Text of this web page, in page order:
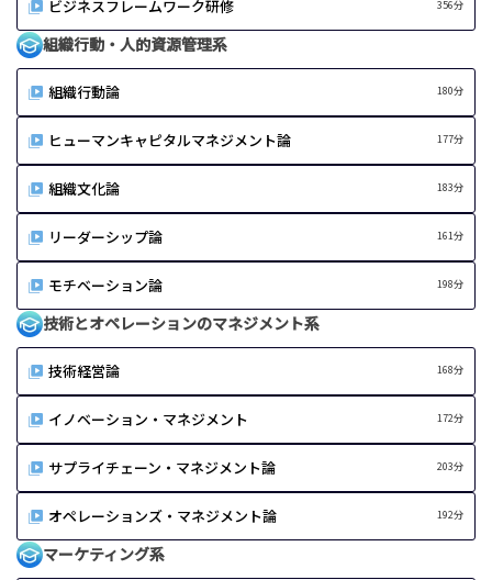
ビジネスフレームワーク研修 356分
組織行動・人的資源管理系
組織行動論 180分
ヒューマンキャピタルマネジメント論 177分
組織文化論 183分
リーダーシップ論 161分
モチベーション論 198分
技術とオペレーションのマネジメント系
技術経営論 168分
イノベーション・マネジメント 172分
サプライチェーン・マネジメント論 203分
オペレーションズ・マネジメント論 192分
マーケティング系